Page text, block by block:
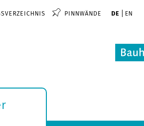
PINNWÄNDE DE EN